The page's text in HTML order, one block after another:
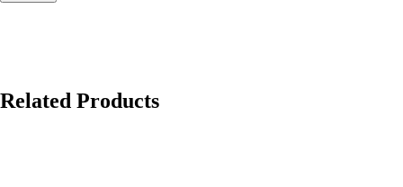
Related Products